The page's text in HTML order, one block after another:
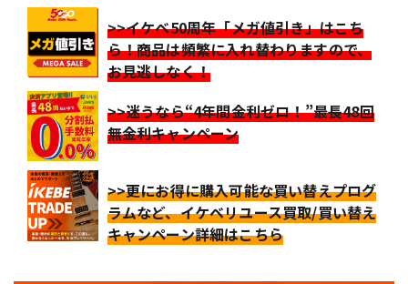
>>イケベ50周年「メガ値引き」はこち
ら！商品は頻繁に入れ替わりますので、
お見逃しなく！
>>迷うなら“4年間金利ゼロ！”最長48回
無金利キャンペーン
>>更にお得に購入可能な買い替えプログ
ラムなど、イケベリユース買取/買い替え
キャンペーン詳細はこちら